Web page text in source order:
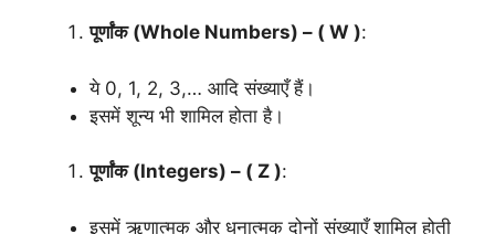
पूर्णांक (Whole Numbers) – ( W ):
ये 0, 1, 2, 3,… आदि संख्याएँ हैं।
इसमें शून्य भी शामिल होता है।
पूर्णांक (Integers) – ( Z ):
इसमें ऋणात्मक और धनात्मक दोनों संख्याएँ शामिल होती